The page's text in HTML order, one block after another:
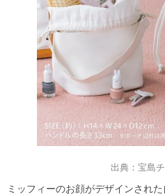
出典：宝島
ミッフィーのお顔がデザインされ